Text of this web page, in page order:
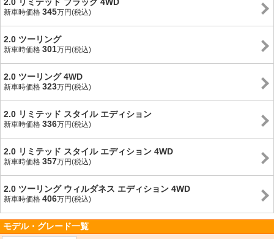
新車時価格 345万円(税込)
2.0 ツーリング
新車時価格 301万円(税込)
2.0 ツーリング 4WD
新車時価格 323万円(税込)
2.0 リミテッド スタイル エディション
新車時価格 336万円(税込)
2.0 リミテッド スタイル エディション 4WD
新車時価格 357万円(税込)
2.0 ツーリング ウィルダネス エディション 4WD
新車時価格 406万円(税込)
モデル・グレード一覧